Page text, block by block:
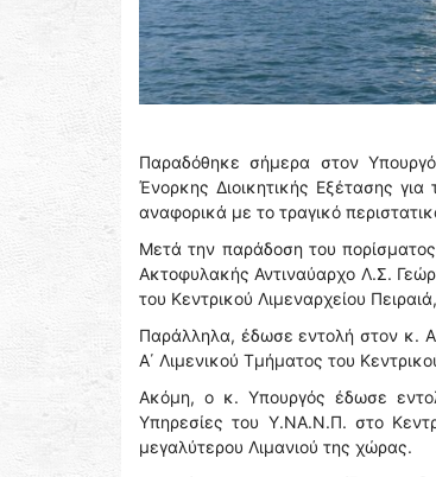
Παραδόθηκε σήμερα στον Υπουργό
Ένορκης Διοικητικής Εξέτασης
αναφορικά με το τραγικό
Μετά την παράδοση του
Ακτοφυλακής Αντιναύαρχο Λ.Σ.
του Κεντρικού Λιμεναρχείου
Παράλληλα, έδωσε εντολή στον κ.
Α΄ Λιμενικού Τμήματος του
Ακόμη, ο κ. Υπουργός έδωσε
Υπηρεσίες του Υ.ΝΑ.Ν.Π. στο
μεγαλύτερου Λιμανιού της χώρας.